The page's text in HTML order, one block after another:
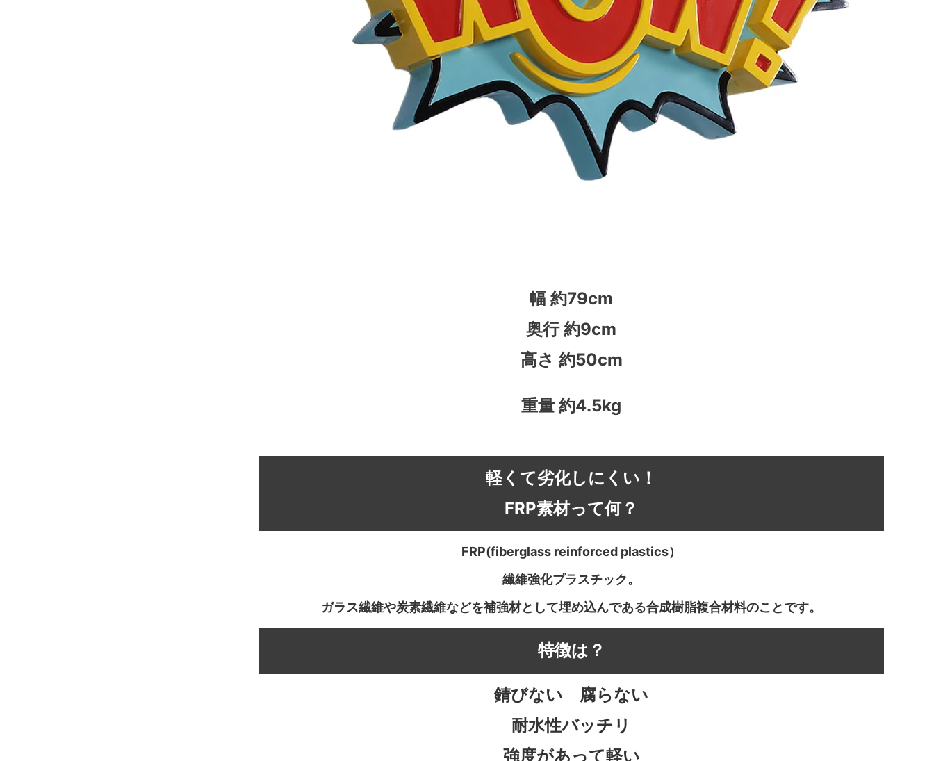
幅 約79cm
奥行 約9cm
高さ 約50cm
重量 約4.5kg
軽くて劣化しにくい！
FRP素材って何？
FRP(fiberglass reinforced plastics）
繊維強化プラスチック。
ガラス繊維や炭素繊維などを補強材として埋め込んである合成樹脂複合材料のことです。
特徴は？
錆びない 腐らない
耐水性バッチリ
強度があって軽い